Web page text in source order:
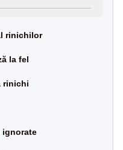
rinichilor
la fel
rinichi
ignorate